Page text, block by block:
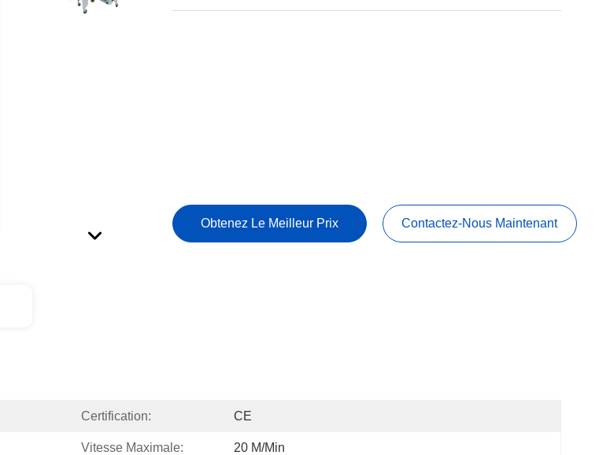
Obtenez Le Meilleur Prix Contactez-Nous Maintenant
Certification: CE
Vitesse Maximale: 20 M/min